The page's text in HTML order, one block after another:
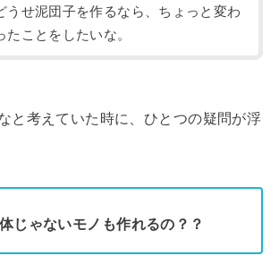
うせ泥団子を作るなら、ちょっと変わ
たことをしたいな。
と考えていた時に、ひとつの疑問が浮
じゃないモノも作れるの？？